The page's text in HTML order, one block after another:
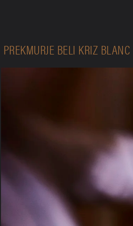
PREKMURJE BELI KRIZ BLANC